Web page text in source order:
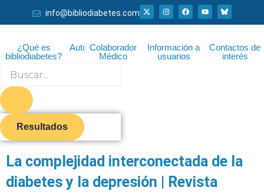
al
info@bibliodiabetes.com
X
-
t
t
t
I
n
s
r
a
F
a
c
o
o
k
Y
o
u
¿Qué es
bibliodiabetes?
AutorColaborador
Médico
Información a
usuarios
Contactos de
interés
Resultados
La complejidad interconectada de la
diabetes y la depresión | Revista